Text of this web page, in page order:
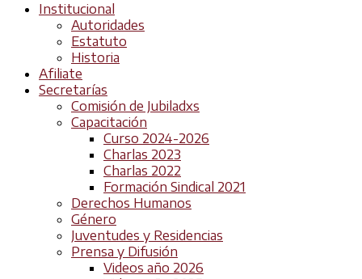
Institucional
Autoridades
Estatuto
Historia
Afiliate
Secretarías
Comisión de Jubiladxs
Capacitación
Curso 2024-2026
Charlas 2023
Charlas 2022
Formación Sindical 2021
Derechos Humanos
Género
Juventudes y Residencias
Prensa y Difusión
Videos año 2026